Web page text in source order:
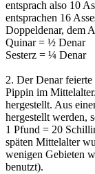
entsprach also 10
entsprachen 16
Doppeldenar, dem
Quinar = ½ Denar
Sesterz = ¼ Denar
2. Der Denar
Pippin im
hergestellt. Aus
hergestellt werden,
1 Pfund = 20
späten Mittelalter
wenigen Gebieten
benutzt).